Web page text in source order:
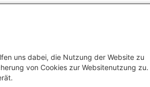
uns dabei, die Nutzung der Website zu
von Cookies zur Websitenutzung zu.